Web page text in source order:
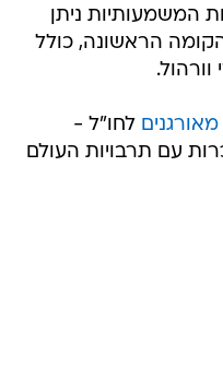
המשמעותיות ניתן
הראשונה, כולל
מאורגנים לחו"ל -
עם תרבויות העולם